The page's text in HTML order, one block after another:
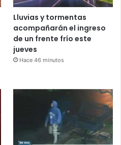
Lluvias y tormentas
acompañarán el ingreso
de un frente frío este
jueves
Hace 46 minutos